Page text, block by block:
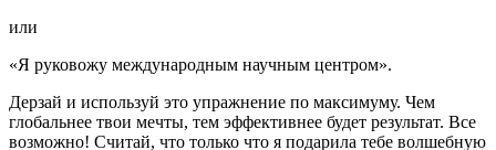
или
«Я руковожу международным научным центром».
Дерзай и используй это упражнение по максимуму. Чем
глобальнее твои мечты, тем эффективнее будет результат. Все
возможно! Считай, что только что я подарила тебе волшебную